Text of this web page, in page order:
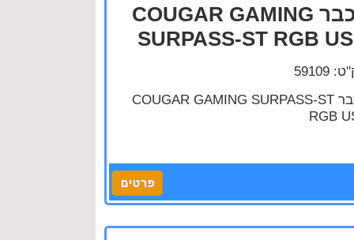
עכבר COUGAR GAMING
SURPASS-ST RGB
עכבר COUGAR GAMING SURPASS-ST
RGB